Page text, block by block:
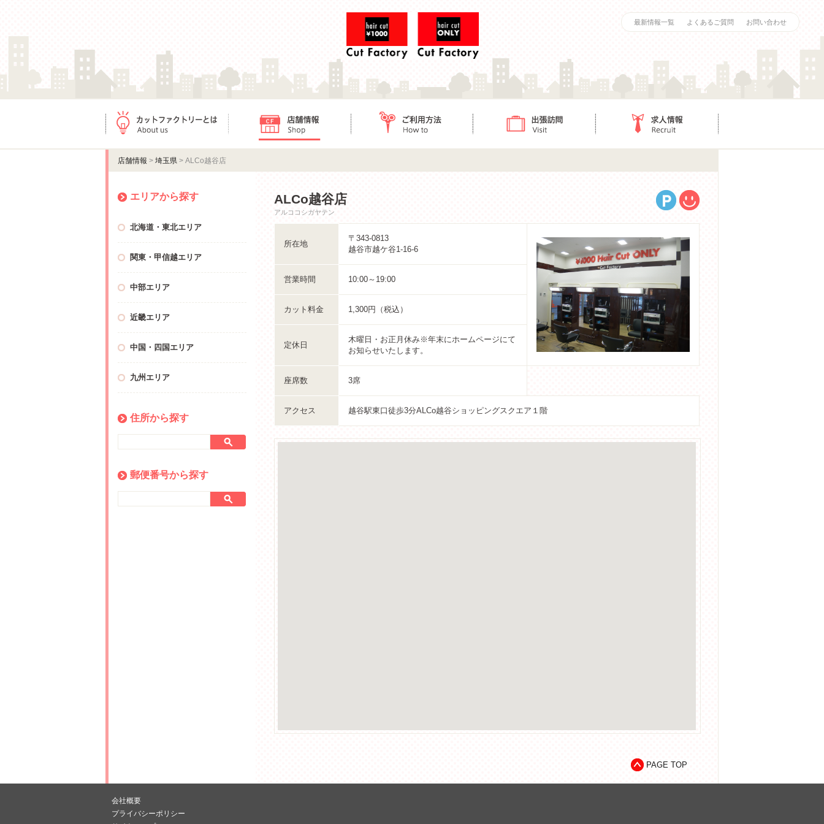
最新情報一覧 よくあるご質問 お問い合わせ
店舗情報 > 埼玉県 > ALCo越谷店
エリアから探す
北海道・東北エリア
関東・甲信越エリア
中部エリア
近畿エリア
中国・四国エリア
九州エリア
住所から探す
郵便番号から探す
ALCo越谷店
アルココシガヤテン
所在地
〒343-0813
越谷市越ケ谷1-16-6
営業時間 10:00～19:00
カット料金 1,300円（税込）
定休日
木曜日・お正月休み※年末にホームページにて
お知らせいたします。
座席数 3席
アクセス 越谷駅東口徒歩3分ALCo越谷ショッピングスクエア１階
PAGE TOP
会社概要
プライバシーポリシー